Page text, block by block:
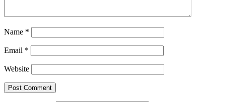
Name *
Email *
Website